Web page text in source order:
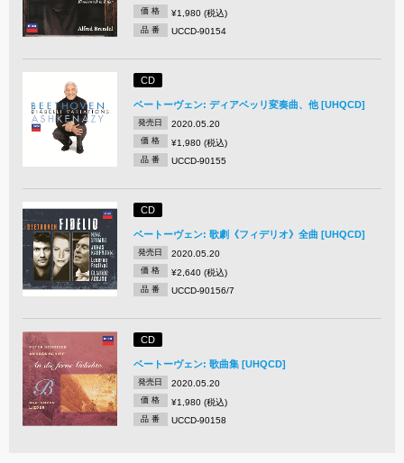
価 格 ¥1,980 (税込)
品 番 UCCD-90154
CD
ベートーヴェン: ディアベッリ変奏曲、他 [UHQCD]
発売日 2020.05.20
価 格 ¥1,980 (税込)
品 番 UCCD-90155
CD
ベートーヴェン: 歌劇《フィデリオ》全曲 [UHQCD]
発売日 2020.05.20
価 格 ¥2,640 (税込)
品 番 UCCD-90156/7
CD
ベートーヴェン: 歌曲集 [UHQCD]
発売日 2020.05.20
価 格 ¥1,980 (税込)
品 番 UCCD-90158